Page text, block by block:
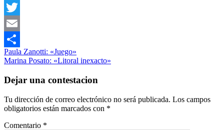
Facebook
Twitter
Email
Compartir
Literatura
Poesía
Navegación
de
entradas
Entrada
anterior:
Paula Zanotti: «Juego»
Siguiente
Marina Posato: «Litoral inexacto»
Dejar una contestacion
Tu dirección de correo electrónico no será publicada. Los campos
obligatorios están marcados con *
Comentario *